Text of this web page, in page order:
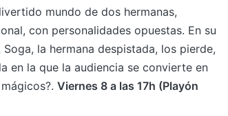
mundo de dos hermanas,
con personalidades opuestas. En su
la hermana despistada, los pierde,
en la que la audiencia se convierte en
Viernes 8 a las 17h (Playón